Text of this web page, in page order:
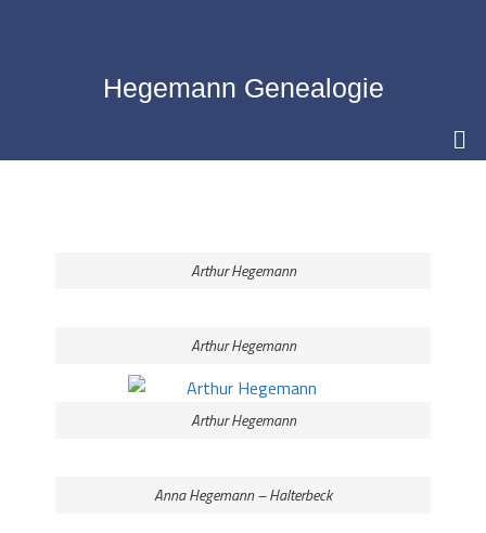
Hegemann Genealogie
Arthur Hegemann
Arthur Hegemann
Arthur Hegemann
Anna Hegemann – Halterbeck